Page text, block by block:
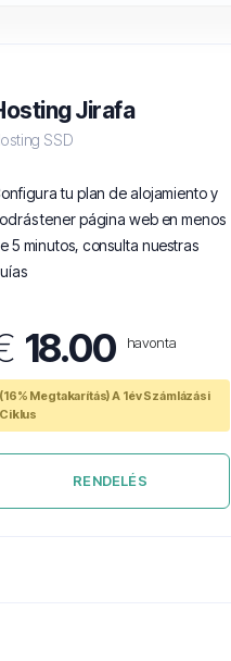
Jirafa
SSD
tu plan de alojamiento y
tener página web en menos
5 minutos, consulta nuestras
18.00 havonta
(16% Megtakarítás) A 1év Számlázási
Ciklus
RENDELÉS